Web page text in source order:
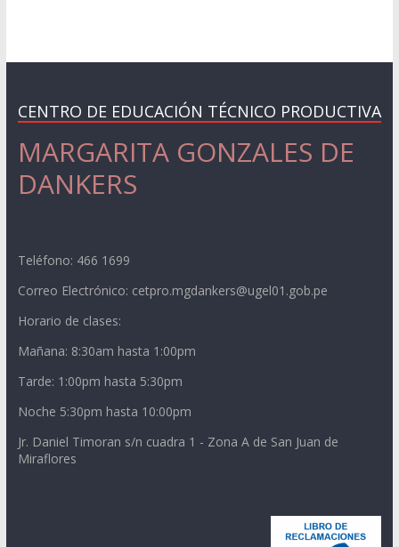
CENTRO DE EDUCACIÓN TÉCNICO PRODUCTIVA
MARGARITA GONZALES DE
DANKERS
Teléfono: 466 1699
Correo Electrónico: cetpro.mgdankers@ugel01.gob.pe
Horario de clases:
Mañana: 8:30am hasta 1:00pm
Tarde: 1:00pm hasta 5:30pm
Noche 5:30pm hasta 10:00pm
Jr. Daniel Timoran s/n cuadra 1 - Zona A de San Juan de
Miraflores